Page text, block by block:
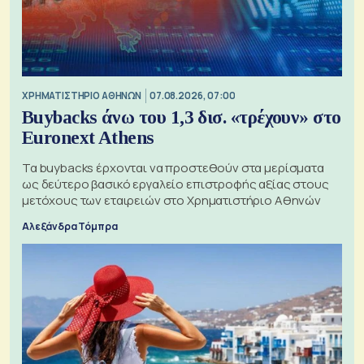
XΡΗΜΑΤΙΣΤΗΡΙΟ ΑΘΗΝΩΝ 07.08.2026, 07:00
Buybacks άνω του 1,3 δισ. «τρέχουν» στο
Euronext Athens
Τα buybacks έρχονται να προστεθούν στα μερίσματα
ως δεύτερο βασικό εργαλείο επιστροφής αξίας στους
μετόχους των εταιρειών στο Χρηματιστήριο Αθηνών
Αλεξάνδρα Τόμπρα